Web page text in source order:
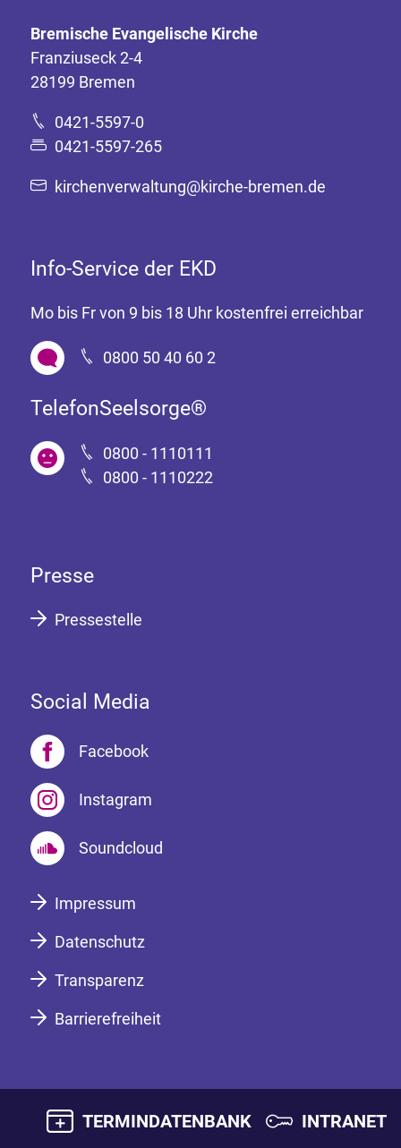
Bremische Evangelische Kirche
Franziuseck 2-4
28199 Bremen
0421-5597-0
0421-5597-265
kirchenverwaltung@kirche-bremen.de
Info-Service der EKD
Mo bis Fr von 9 bis 18 Uhr kostenfrei erreichbar
0800 50 40 60 2
TelefonSeelsorge®
0800 - 1110111
0800 - 1110222
Presse
Pressestelle
Social Media
Facebook
Instagram
Soundcloud
Impressum
Datenschutz
Transparenz
Barrierefreiheit
TERMINDATENBANK INTRANET